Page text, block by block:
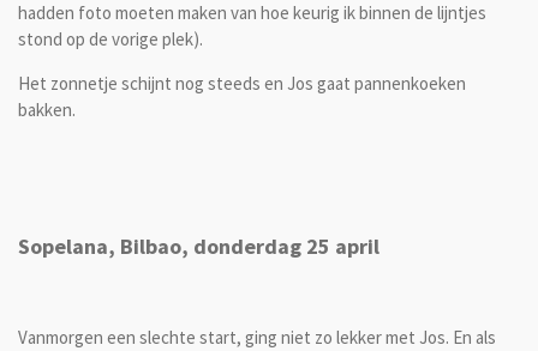
hadden foto moeten maken van hoe keurig ik binnen de lijntjes
stond op de vorige plek).
Het zonnetje schijnt nog steeds en Jos gaat pannenkoeken
bakken.
Sopelana, Bilbao, donderdag 25 april
Vanmorgen een slechte start, ging niet zo lekker met Jos. En als